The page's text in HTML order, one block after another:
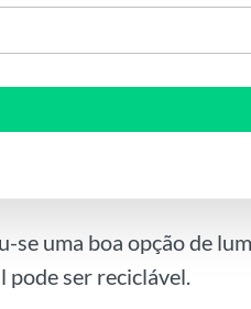
se uma boa opção de
pode ser reciclável.